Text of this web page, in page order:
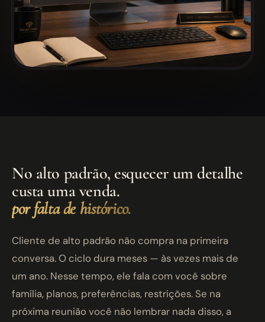
No alto padrão, esquecer um detalhe
custa uma venda.
por falta de histórico.
Cliente de alto padrão não compra na primeira
conversa. O ciclo dura meses — às vezes mais de
um ano. Nesse tempo, ele fala com você sobre
família, planos, preferências, restrições. Se na
próxima reunião você não lembrar nada disso, a